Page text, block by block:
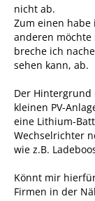
nicht ab.
Zum einen habe
anderen
breche ich
sehen kann, ab.
Der Hintergrund
kleinen PV-
eine Lithium-
Wechselrichter
wie z.B.
Könnt mir
Firmen in der